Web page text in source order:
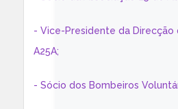
- Vice-Presidente da
A25A;
- Sócio dos Bombeiros